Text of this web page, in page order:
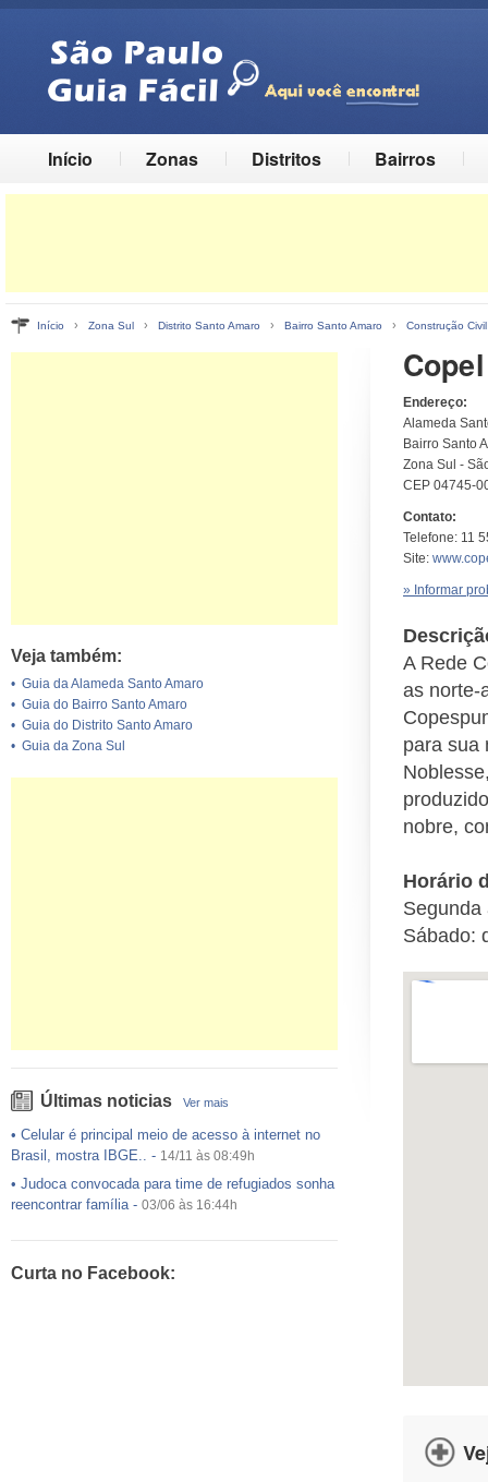
Início Zonas Distritos Bairros
Início › Zona Sul › Distrito Santo Amaro › Bairro Santo Amaro › Construção Civil
Veja também:
• Guia da Alameda Santo Amaro
• Guia do Bairro Santo Amaro
• Guia do Distrito Santo Amaro
• Guia da Zona Sul
Últimas noticias Ver mais
• Celular é principal meio de acesso à internet no
Brasil, mostra IBGE.. - 14/11 às 08:49h
• Judoca convocada para time de refugiados sonha
reencontrar família- 03/06 às 16:44h
•Exército egípcio diz que encontrou destroços de
Curta no Facebook:
Endereço:
Alameda
Bairro Santo
Zona Sul -
CEP 04745-
Contato:
Telefone: 11
Site:
» Informar
A Rede
as norte-
para sua
nobre,
Horário
Segunda
Sábado: